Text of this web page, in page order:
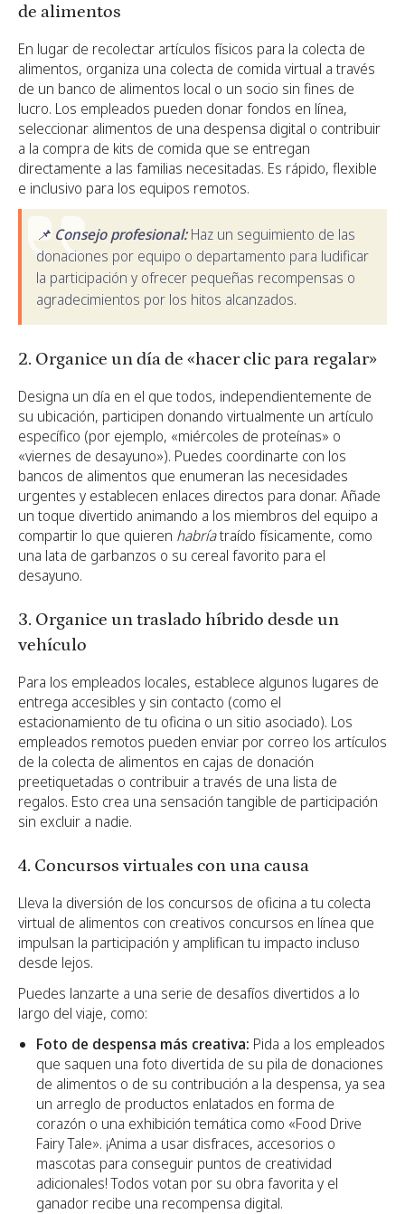
de alimentos
En lugar de recolectar artículos físicos para la colecta de
alimentos, organiza una colecta de comida virtual a través
de un banco de alimentos local o un socio sin fines de
lucro. Los empleados pueden donar fondos en línea,
seleccionar alimentos de una despensa digital o contribuir
a la compra de kits de comida que se entregan
directamente a las familias necesitadas. Es rápido, flexible
e inclusivo para los equipos remotos.
📌 Consejo profesional:Haz un seguimiento de las
donaciones por equipo o departamento para ludificar
la participación y ofrecer pequeñas recompensas o
agradecimientos por los hitos alcanzados.
2. Organice un día de «hacer clic para regalar»
Designa un día en el que todos, independientemente de
su ubicación, participen donando virtualmente un artículo
específico (por ejemplo, «miércoles de proteínas» o
«viernes de desayuno»). Puedes coordinarte con los
bancos de alimentos que enumeran las necesidades
urgentes y establecen enlaces directos para donar. Añade
un toque divertido animando a los miembros del equipo a
compartir lo que quieren habríatraído físicamente, como
una lata de garbanzos o su cereal favorito para el
desayuno.
3. Organice un traslado híbrido desde un
vehículo
Para los empleados locales, establece algunos lugares de
entrega accesibles y sin contacto (como el
estacionamiento de tu oficina o un sitio asociado). Los
empleados remotos pueden enviar por correo los artículos
de la colecta de alimentos en cajas de donación
preetiquetadas o contribuir a través de una lista de
regalos. Esto crea una sensación tangible de participación
sin excluir a nadie.
4. Concursos virtuales con una causa
Lleva la diversión de los concursos de oficina a tu colecta
virtual de alimentos con creativos concursos en línea que
impulsan la participación y amplifican tu impacto incluso
desde lejos.
Puedes lanzarte a una serie de desafíos divertidos a lo
largo del viaje, como:
Foto de despensa más creativa: Pida a los empleados
que saquen una foto divertida de su pila de donaciones
de alimentos o de su contribución a la despensa, ya sea
un arreglo de productos enlatados en forma de
corazón o una exhibición temática como «Food Drive
Fairy Tale». ¡Anima a usar disfraces, accesorios o
mascotas para conseguir puntos de creatividad
adicionales! Todos votan por su obra favorita y el
ganador recibe una recompensa digital.